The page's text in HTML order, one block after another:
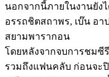
นอกจากนี้ภายในงานยัง
อรรถชิตสถาพร, เบ๊น อ
สยามพารากอน
โดยหลังจากจบการชมซี
รวมถึงแฟนคลับ ก่อนจะ